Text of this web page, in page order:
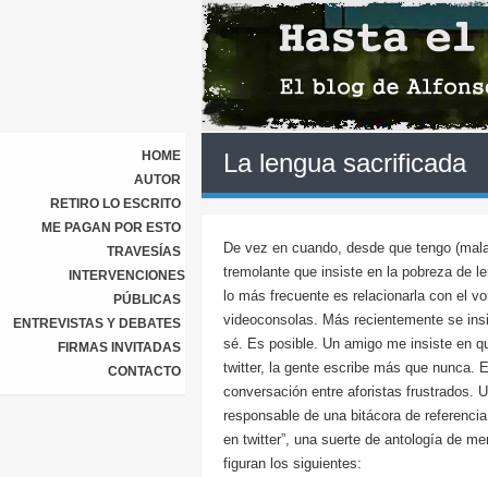
HOME
AUTOR
RETIRO LO ESCRITO
ME PAGAN POR ESTO
TRAVESÍAS
INTERVENCIONES
PÚBLICAS
ENTREVISTAS Y DEBATES
FIRMAS INVITADAS
CONTACTO
La lengua sacrificada
De vez en cuando, desde que tengo
tremolante que insiste en la pobreza de
lo más frecuente es relacionarla con el
videoconsolas. Más recientemente se
sé. Es posible. Un amigo me insiste en
twitter, la gente escribe más que nunca.
conversación entre aforistas frustrados.
responsable de una bitácora de
en twitter”, una suerte de antología de
figuran los siguientes: